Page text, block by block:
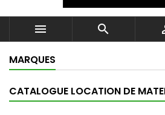
 
MARQUES
CATALOGUE LOCATION DE